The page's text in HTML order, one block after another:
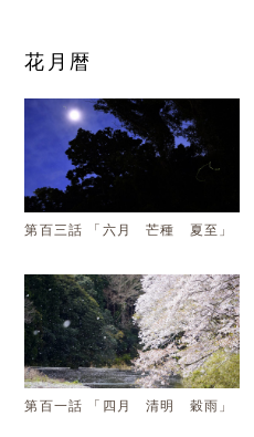
花月暦
第百三話 「六月 芒種 夏至」
第百一話 「四月 清明 穀雨」